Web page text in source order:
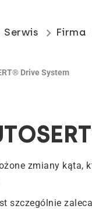
Serwis keyboard_arrow_right Firma
Drive System
zmiany kąta,
szczególnie